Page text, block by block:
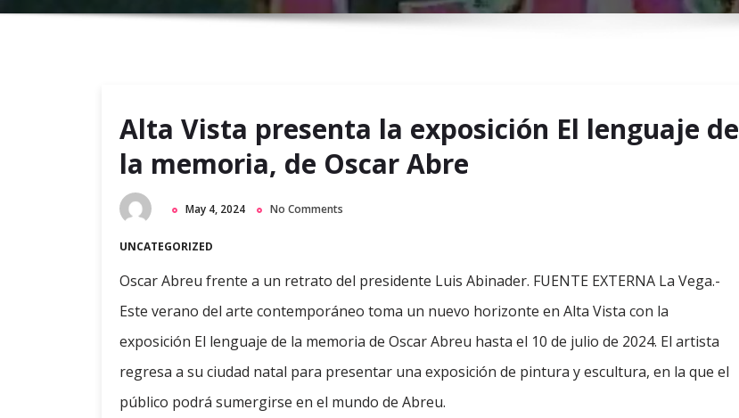
r
u
Alta Vista presenta la exposición El lenguaje de
la memoria, de Oscar Abre
May 4, 2024 No Comments
UNCATEGORIZED
Oscar Abreu frente a un retrato del presidente Luis Abinader. FUENTE EXTERNA La Vega.-
Este verano del arte contemporáneo toma un nuevo horizonte en Alta Vista con la
exposición El lenguaje de la memoria de Oscar Abreu hasta el 10 de julio de 2024. El artista
regresa a su ciudad natal para presentar una exposición de pintura y escultura, en la que el
público podrá sumergirse en el mundo de Abreu.